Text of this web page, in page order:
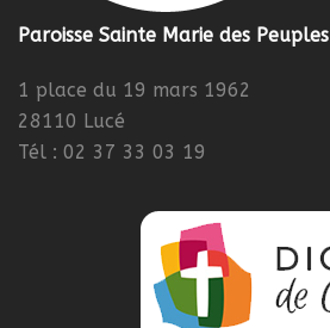
Paroisse Sainte Marie des Peuples
1 place du 19 mars 1962
28110 Lucé
Tél : 02 37 33 03 19